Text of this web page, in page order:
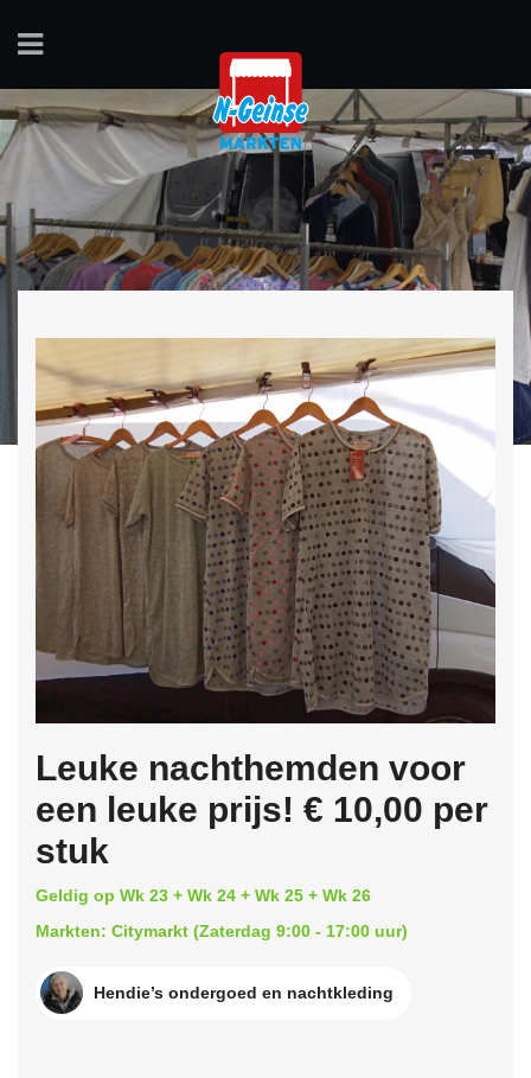
Leuke nachthemden voor
een leuke prijs! € 10,00 per
stuk
Geldig op Wk 23 + Wk 24 + Wk 25 + Wk 26
Markten: Citymarkt (Zaterdag 9:00 - 17:00 uur)
Hendie’s ondergoed en nachtkleding